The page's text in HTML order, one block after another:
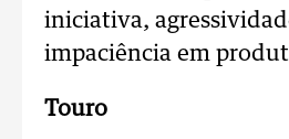
iniciativa,
impaciência em
Touro